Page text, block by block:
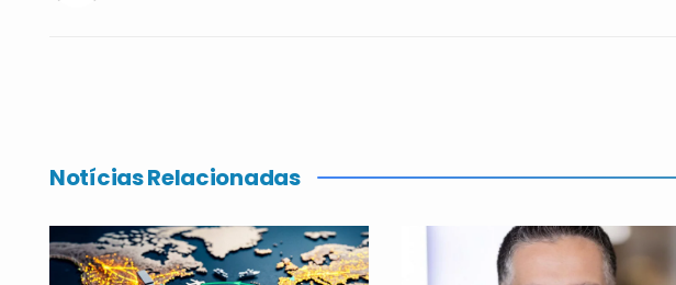
Notícias Relacionadas